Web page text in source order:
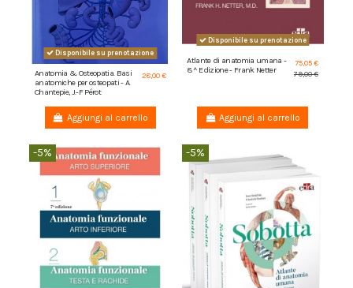
Disponibile su prenotazione
Anatomia & Osteopatia. Basi
anatomiche per osteopati - A.
Chantepie, J.-F Pérot
28,00 €
Aggiungi al carrello
Disponibile su prenotazione
Atlante di anatomia umana -
8^ Edizione - Frank Netter
75,05 €
79,00 €
Aggiungi al carrello
-5% -5%